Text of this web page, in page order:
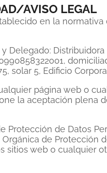
AVISO LEGAL
en la
Delegado: Distribuidora
solar 5, Edificio
página web o
la aceptación plena
Protección de Datos
de Protección
sitios web o cualquier
6. degraler
7. isdin
9. nivea
pañales